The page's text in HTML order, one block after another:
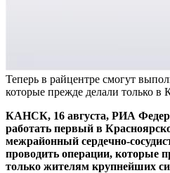
Теперь в райцентре смогут
которые прежде делали только в
КАНСК, 16 августа, РИА
работать первый в
межрайонный сердечно-
проводить операции, которые
только жителям крупнейших